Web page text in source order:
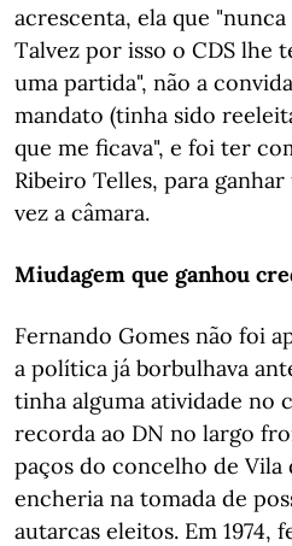
acrescenta, ela que
Talvez por isso o CDS lhe
uma partida", não a
mandato (tinha sido
que me ficava", e foi ter
Ribeiro Telles, para
vez a câmara.
Miudagem que ganhou
Fernando Gomes não foi
a política já borbulhava
tinha alguma atividade no
recorda ao DN no largo
paços do concelho de Vila
encheria na tomada de
autarcas eleitos. Em 1974,